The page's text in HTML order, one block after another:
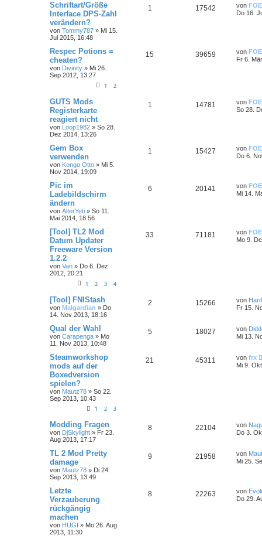
Schriftart/Größe
Interface DPS-Zahl
verändern?
von Tommy787 » Mi 15.
Jul 2015, 16:48
1 17542 von FOE
Do 16.
Respec Potions =
cheaten?
von Divinity » Mi 26.
Sep 2012, 13:27
1 2
15 39659 von FOE
Fr 6.
GUTS Mods
Registerkarte
reagiert nicht
von Loop1982 » So 28.
Dez 2014, 13:26
1 14781 von FOE
So 28.
Gem Box
verwenden
von Kongo Otto » Mi 5.
Nov 2014, 19:09
1 15427 von FOE
Do 6.
Pic im
Ladebildschirm
ändern
von AlterYeti » So 11.
Mai 2014, 18:56
6 20141 von FOE
Mi 14.
[Tool] TL2 Mod
Datum Updater
Freeware Version
1.2.2
von Van » Do 6. Dez
2012, 20:21
1 2 3 4
33 71181 von FOE
Mo 9.
[Tool] FNIStash
von Malgardian » Do
14. Nov 2013, 18:16
2 15266 von
Fr 15.
Qual der Wahl
von Carapenga » Mo
11. Nov 2013, 10:48
5 18027 von
Mi 13.
Steamworkshop
mods auf der
Boxedversion
spielen?
von Mautz78 » So 22.
Sep 2013, 10:43
1 2 3
21 45311 von frx
Mi 9.
Modding Fragen
von DjSkylight » Fr 23.
Aug 2013, 17:17
8 22104 von
Do 3.
TL 2 Mod Pretty
damage
von Mautz78 » Di 24.
Sep 2013, 13:49
9 21958 von
Mi 25.
Letzte
Verzauberung
rückgängig
machen
von HUGI » Mo 26. Aug
2013, 11:30
8 22263 von
Do 29.